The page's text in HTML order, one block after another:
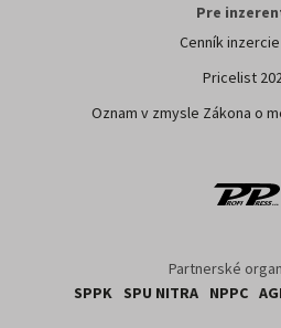
Pre
Cenník
Pricelist
Oznam v zmysle Zákona o
Partnerské
SPPK
SPU NITRA NPPC